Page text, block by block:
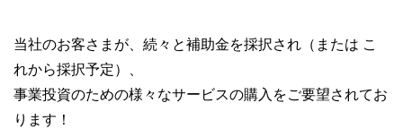
当社のお客さまが、続々と補助金を採択され（または こ
れから採択予定）、
事業投資のための様々なサービスの購入をご要望されてお
ります！